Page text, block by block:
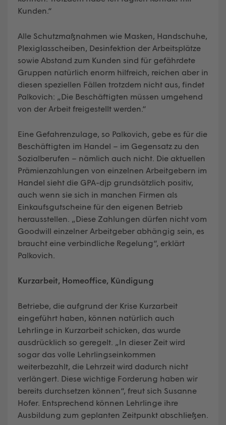
Kunden.“
Alle Schutzmaßnahmen wie Masken, Handschuhe,
Plexiglasscheiben, Desinfektion der Arbeitsplätze
sowie Abstand zum Kunden sind für gefährdete
Gruppen natürlich enorm hilfreich, reichen aber in
diesen speziellen Fällen trotzdem nicht aus, findet
Palkovich: „Die Beschäftigten müssen umgehend
von der Arbeit freigestellt werden.“
Eine Gefahrenzulage, so Palkovich, gebe es für die
Beschäftigten im Handel – im Gegensatz zu den
Sozialberufen – nämlich auch nicht. Die aktuellen
Prämienzahlungen von einzelnen Arbeitgebern im
Handel sieht die GPA-djp grundsätzlich positiv,
auch wenn sie sich in manchen Firmen als
Einkaufsgutscheine für den eigenen Betrieb
herausstellen. „Diese Zahlungen dürfen nicht vom
Goodwill einzelner Arbeitgeber abhängig sein, es
braucht eine verbindliche Regelung“, erklärt
Palkovich.
Kurzarbeit, Homeoffice, Kündigung
Betriebe, die aufgrund der Krise Kurzarbeit
eingeführt haben, können natürlich auch
Lehrlinge in Kurzarbeit schicken, das wurde
ausdrücklich so geregelt. „In dieser Zeit wird
sogar das volle Lehrlingseinkommen
weiterbezahlt, die Lehrzeit wird dadurch nicht
verlängert. Diese wichtige Forderung haben wir
bereits durchsetzen können“, freut sich Susanne
Hofer. Entsprechend können Lehrlinge ihre
Ausbildung zum geplanten Zeitpunkt abschließen.